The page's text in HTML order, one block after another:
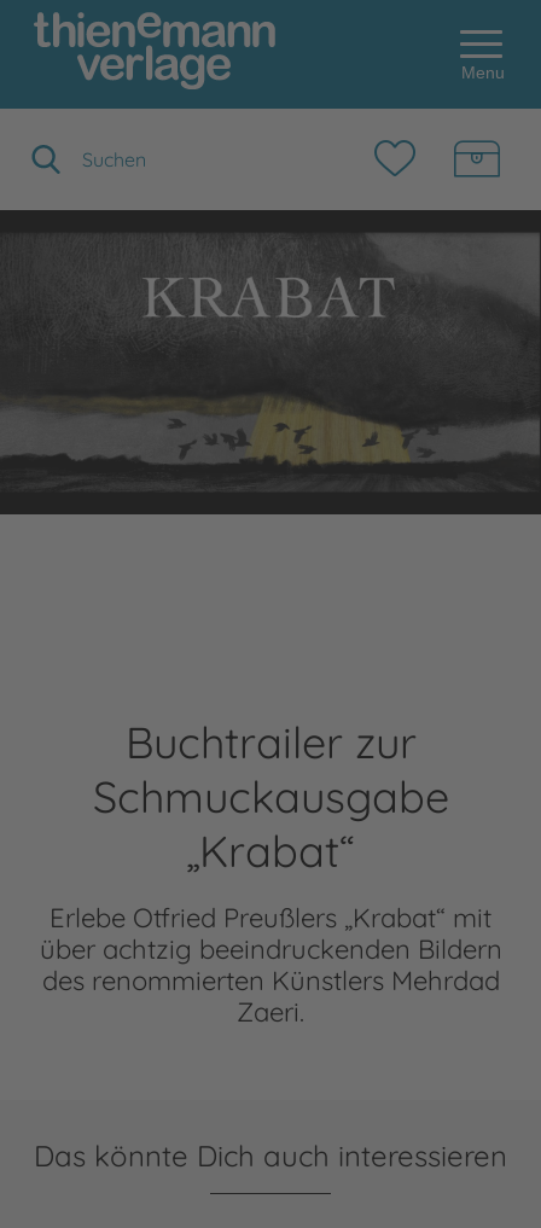
Menu
Buchtrailer zur
Schmuckausgabe
„Krabat“
Erlebe Otfried Preußlers „Krabat“ mit
über achtzig beeindruckenden Bildern
des renommierten Künstlers Mehrdad
Zaeri.
Das könnte Dich auch interessieren